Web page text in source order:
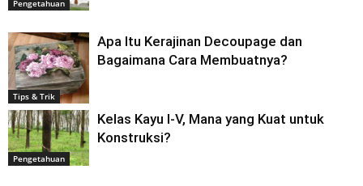
Pengetahuan
Tips & Trik
Apa Itu Kerajinan Decoupage dan
Bagaimana Cara Membuatnya?
Pengetahuan
Kelas Kayu I-V, Mana yang Kuat untuk
Konstruksi?